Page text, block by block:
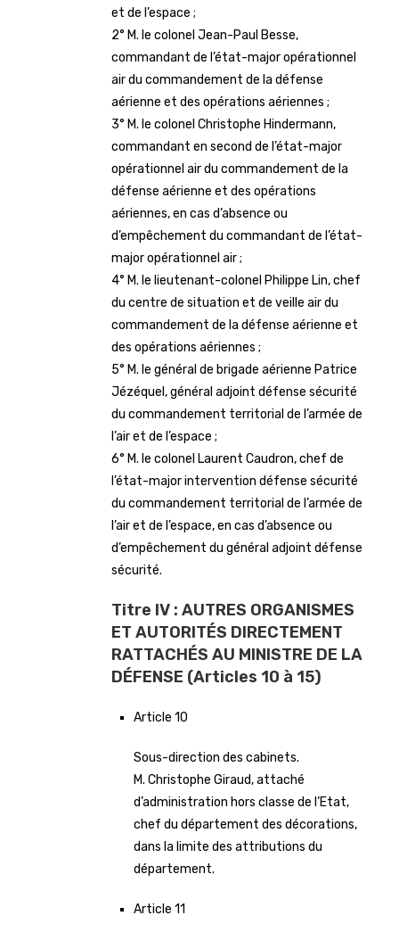
et de l’espace ;
2° M. le colonel Jean-Paul Besse,
commandant de l’état-major opérationnel
air du commandement de la défense
aérienne et des opérations aériennes ;
3° M. le colonel Christophe Hindermann,
commandant en second de l’état-major
opérationnel air du commandement de la
défense aérienne et des opérations
aériennes, en cas d’absence ou
d’empêchement du commandant de l’état-
major opérationnel air ;
4° M. le lieutenant-colonel Philippe Lin, chef
du centre de situation et de veille air du
commandement de la défense aérienne et
des opérations aériennes ;
5° M. le général de brigade aérienne Patrice
Jézéquel, général adjoint défense sécurité
du commandement territorial de l’armée de
l’air et de l’espace ;
6° M. le colonel Laurent Caudron, chef de
l’état-major intervention défense sécurité
du commandement territorial de l’armée de
l’air et de l’espace, en cas d’absence ou
d’empêchement du général adjoint défense
sécurité.
Titre IV : AUTRES ORGANISMES
ET AUTORITÉS DIRECTEMENT
RATTACHÉS AU MINISTRE DE LA
DÉFENSE (Articles 10 à 15)
Article 10
Sous-direction des cabinets.
M. Christophe Giraud, attaché
d’administration hors classe de l’Etat,
chef du département des décorations,
dans la limite des attributions du
département.
Article 11